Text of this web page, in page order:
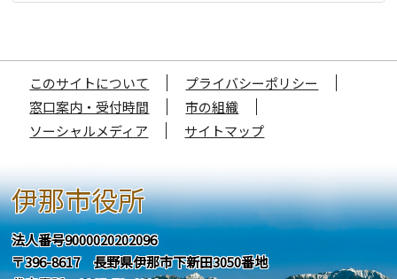
このサイトについて
プライバシーポリシー
窓口案内・受付時間
市の組織
ソーシャルメディア
サイトマップ
伊那市役所
法人番号9000020202096
〒396-8617 長野県伊那市下新田3050番地